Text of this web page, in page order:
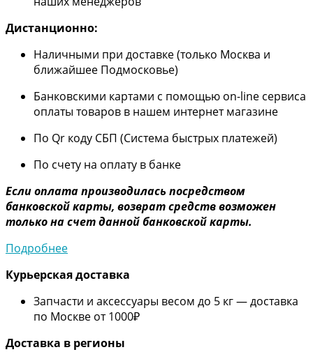
Дистанционно:
Наличными при доставке (только Москва и
ближайшее Подмосковье)
Банковскими картами с помощью on-line сервиса
оплаты товаров в нашем интернет магазине
По Qr коду СБП (Система быстрых платежей)
По счету на оплату в банке
Если оплата производилась посредством
банковской карты, возврат средств возможен
только на счет данной банковской карты.
Подробнее
Курьерская доставка
Запчасти и аксессуары весом до 5 кг — доставка
по Москве от 1000₽
Доставка в регионы